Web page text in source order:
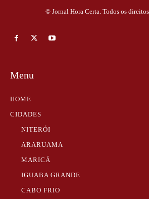
© Jornal Hora Certa. Todos os direitos
Menu
HOME
CIDADES
NITERÓI
ARARUAMA
MARICÁ
IGUABA GRANDE
CABO FRIO